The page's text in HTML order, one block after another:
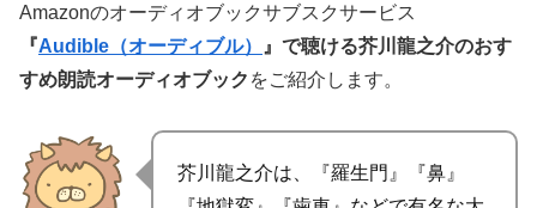
Amazonのオーディオブックサブスクサービス
『Audible（オーディブル）
』で聴ける芥川龍之介のおす
すめ朗読オーディオブック をご紹介します。
芥川龍之介は、『羅生門』『鼻』